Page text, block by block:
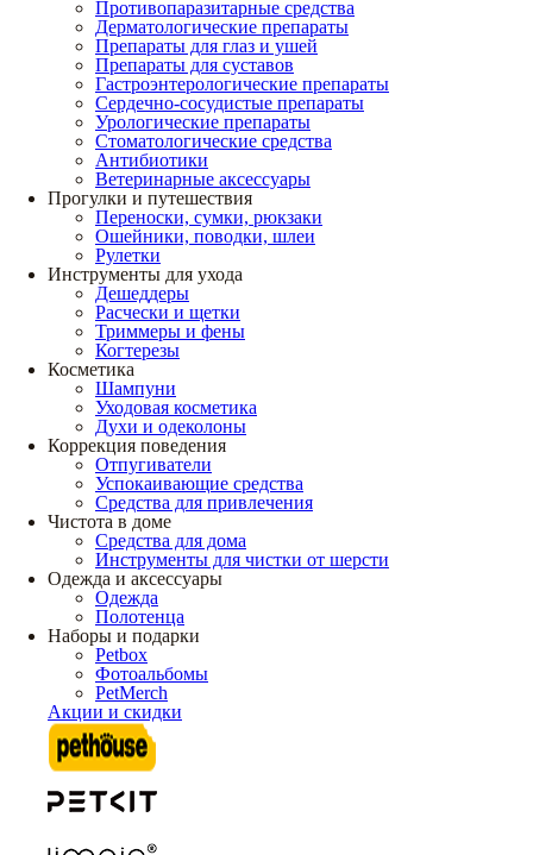
Противопаразитарные средства
Дерматологические препараты
Препараты для глаз и ушей
Препараты для суставов
Гастроэнтерологические препараты
Сердечно-сосудистые препараты
Урологические препараты
Стоматологические средства
Антибиотики
Ветеринарные аксессуары
Прогулки и путешествия
Переноски, сумки, рюкзаки
Ошейники, поводки, шлеи
Рулетки
Инструменты для ухода
Дешеддеры
Расчески и щетки
Триммеры и фены
Когтерезы
Косметика
Шампуни
Уходовая косметика
Духи и одеколоны
Коррекция поведения
Отпугиватели
Успокаивающие средства
Средства для привлечения
Чистота в доме
Средства для дома
Инструменты для чистки от шерсти
Одежда и аксессуары
Одежда
Полотенца
Наборы и подарки
Petbox
Фотоальбомы
PetMerch
Акции и скидки